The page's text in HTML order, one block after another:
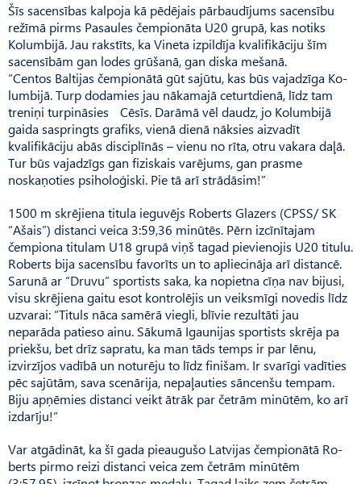
Šīs sacensības kalpoja kā pēdējais pārbaudījums sacensību
režīmā pirms Pasaules čempionāta U20 grupā, kas notiks
Kolumbijā. Jau rakstīts, ka Vineta izpildīja kvalifikāciju šīm
sacensībām gan lodes grūšanā, gan diska mešanā.
“Centos Baltijas čempionātā gūt sajūtu, kas būs vajadzīga Ko­
lumbijā. Turp dodamies jau nākamajā ceturtdienā, līdz tam
treniņi turpināsies Cēsīs. Darāmā vēl daudz, jo Kolumbijā
gaida saspringts grafiks, vienā dienā nāksies aizvadīt
kvalifikāciju abās disciplīnās – vienu no rīta, otru vakara daļā.
Tur būs vajadzīgs gan fiziskais varējums, gan prasme
noskaņoties psiholoģiski. Pie tā arī strādāsim!”
1500 m skrējiena titula ieguvējs Roberts Glazers (CPSS/ SK
“Ašais”) distanci veica 3:59,36 minūtēs. Pērn izcīnītajam
čempiona titulam U18 grupā viņš tagad pievienojis U20 titulu.
Roberts bija sacensību favorīts un to apliecināja arī distancē.
Sarunā ar “Druvu” sportists saka, ka nopietna cīņa nav bijusi,
visu skrējiena gaitu esot kontrolējis un veiksmīgi novedis līdz
uzvarai: “Tituls nāca samērā viegli, blīvie rezultāti jau
neparāda patieso ainu. Sākumā Igaunijas sportists skrēja pa
priekšu, bet drīz sapratu, ka man tāds temps ir par lēnu,
izvirzījos vadībā un noturēju to līdz finišam. Ir svarīgi vadīties
pēc sajūtām, sava scenārija, nepaļauties sāncenšu tempam.
Biju apņēmies distanci veikt ātrāk par četrām minūtēm, ko arī
izdarīju!”
Var atgādināt, ka šī gada pieaugušo Latvijas čempionātā Ro­
berts pirmo reizi distanci veica zem četrām minūtēm